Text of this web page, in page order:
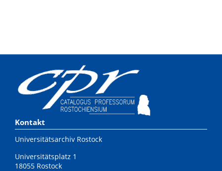
Kontakt
Universitätsarchiv Rostock
Universitätsplatz 1
18055 Rostock